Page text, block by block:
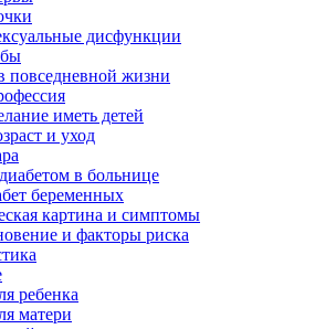
дисфункции
повседневной жизни
иметь детей
и уход
в больнице
беременных
картина и симптомы
и факторы риска
ребенка
матери